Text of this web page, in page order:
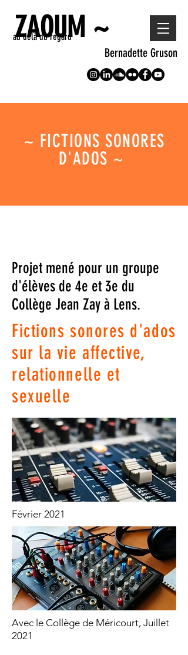
au delà du regard
Bernadette Gruson
ZAOUM ~
~ FICTIONS SONORES
D'ADOS ~
Projet mené pour un groupe
d'élèves de 4e et 3e du
Collège Jean Zay à Lens.
Fictions sonores d'ados
sur la vie affective,
relationnelle et
sexuelle
Février 2021
Avec le Collège de Méricourt, Juillet
2021